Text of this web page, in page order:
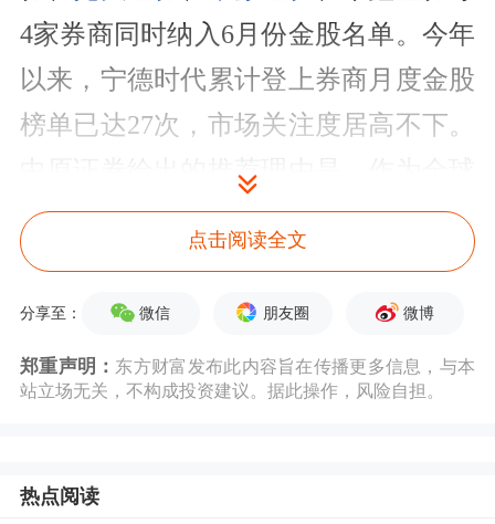
4家券商同时纳入6月份金股名单。今年
以来，宁德时代累计登上券商月度金股
榜单已达27次，市场关注度居高不下。
中原证券给出的推荐理由是，作为全球
动力和储能电池龙头，宁德时代将受益
于行业增长。
值得关注的是，券商板块自身也出现在
金股名单中。广发证券本月已被开源证
展开，一是广发证券“
点击阅读全文
分享至： 微信 朋友圈 微博
郑重声明： 东方财富发布此内容旨在传播更多信息，与本
站立场无关，不构成投资建议。据此操作，风险自担。
热点阅读